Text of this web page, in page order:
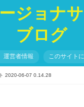
ジョナ
ブログ
運営者情報 このサイト
2020-06-07 0.14.28